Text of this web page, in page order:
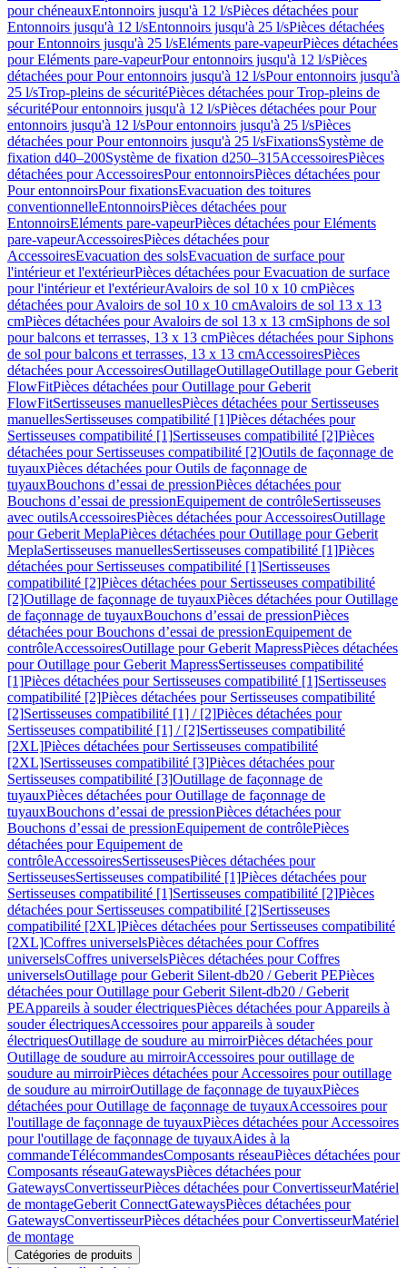
pour chéneauxEntonnoirs jusqu'à 12 l/sPièces détachées pour
Entonnoirs jusqu'à 12 l/sEntonnoirs jusqu'à 25 l/sPièces détachées
pour Entonnoirs jusqu'à 25 l/sEléments pare-vapeurPièces détachées
pour Eléments pare-vapeurPour entonnoirs jusqu'à 12 l/sPièces
détachées pour Pour entonnoirs jusqu'à 12 l/sPour entonnoirs jusqu'à
25 l/sTrop-pleins de sécuritéPièces détachées pour Trop-pleins de
sécuritéPour entonnoirs jusqu'à 12 l/sPièces détachées pour Pour
entonnoirs jusqu'à 12 l/sPour entonnoirs jusqu'à 25 l/sPièces
détachées pour Pour entonnoirs jusqu'à 25 l/sFixationsSystème de
fixation d40–200Système de fixation d250–315AccessoiresPièces
détachées pour AccessoiresPour entonnoirsPièces détachées pour
Pour entonnoirsPour fixationsEvacuation des toitures
conventionnelleEntonnoirsPièces détachées pour
EntonnoirsEléments pare-vapeurPièces détachées pour Eléments
pare-vapeurAccessoiresPièces détachées pour
AccessoiresEvacuation des solsEvacuation de surface pour
l'intérieur et l'extérieurPièces détachées pour Evacuation de surface
pour l'intérieur et l'extérieurAvaloirs de sol 10 x 10 cmPièces
détachées pour Avaloirs de sol 10 x 10 cmAvaloirs de sol 13 x 13
cmPièces détachées pour Avaloirs de sol 13 x 13 cmSiphons de sol
pour balcons et terrasses, 13 x 13 cmPièces détachées pour Siphons
de sol pour balcons et terrasses, 13 x 13 cmAccessoiresPièces
détachées pour AccessoiresOutillageOutillageOutillage pour Geberit
FlowFitPièces détachées pour Outillage pour Geberit
FlowFitSertisseuses manuellesPièces détachées pour Sertisseuses
manuellesSertisseuses compatibilité [1]Pièces détachées pour
Sertisseuses compatibilité [1]Sertisseuses compatibilité [2]Pièces
détachées pour Sertisseuses compatibilité [2]Outils de façonnage de
tuyauxPièces détachées pour Outils de façonnage de
tuyauxBouchons d’essai de pressionPièces détachées pour
Bouchons d’essai de pressionEquipement de contrôleSertisseuses
avec outilsAccessoiresPièces détachées pour AccessoiresOutillage
pour Geberit MeplaPièces détachées pour Outillage pour Geberit
MeplaSertisseuses manuellesSertisseuses compatibilité [1]Pièces
détachées pour Sertisseuses compatibilité [1]Sertisseuses
compatibilité [2]Pièces détachées pour Sertisseuses compatibilité
[2]Outillage de façonnage de tuyauxPièces détachées pour Outillage
de façonnage de tuyauxBouchons d’essai de pressionPièces
détachées pour Bouchons d’essai de pressionEquipement de
contrôleAccessoiresOutillage pour Geberit MapressPièces détachées
pour Outillage pour Geberit MapressSertisseuses compatibilité
[1]Pièces détachées pour Sertisseuses compatibilité [1]Sertisseuses
compatibilité [2]Pièces détachées pour Sertisseuses compatibilité
[2]Sertisseuses compatibilité [1] / [2]Pièces détachées pour
Sertisseuses compatibilité [1] / [2]Sertisseuses compatibilité
[2XL]Pièces détachées pour Sertisseuses compatibilité
[2XL]Sertisseuses compatibilité [3]Pièces détachées pour
Sertisseuses compatibilité [3]Outillage de façonnage de
tuyauxPièces détachées pour Outillage de façonnage de
tuyauxBouchons d’essai de pressionPièces détachées pour
Bouchons d’essai de pressionEquipement de contrôlePièces
détachées pour Equipement de
contrôleAccessoiresSertisseusesPièces détachées pour
SertisseusesSertisseuses compatibilité [1]Pièces détachées pour
Sertisseuses compatibilité [1]Sertisseuses compatibilité [2]Pièces
détachées pour Sertisseuses compatibilité [2]Sertisseuses
compatibilité [2XL]Pièces détachées pour Sertisseuses compatibilité
[2XL]Coffres universelsPièces détachées pour Coffres
universelsCoffres universelsPièces détachées pour Coffres
universelsOutillage pour Geberit Silent-db20 / Geberit PEPièces
détachées pour Outillage pour Geberit Silent-db20 / Geberit
PEAppareils à souder électriquesPièces détachées pour Appareils à
souder électriquesAccessoires pour appareils à souder
électriquesOutillage de soudure au mirroirPièces détachées pour
Outillage de soudure au mirroirAccessoires pour outillage de
soudure au mirroirPièces détachées pour Accessoires pour outillage
de soudure au mirroirOutillage de façonnage de tuyauxPièces
détachées pour Outillage de façonnage de tuyauxAccessoires pour
l'outillage de façonnage de tuyauxPièces détachées pour Accessoires
pour l'outillage de façonnage de tuyauxAides à la
commandeTélécommandesComposants réseauPièces détachées pour
Composants réseauGatewaysPièces détachées pour
GatewaysConvertisseurPièces détachées pour ConvertisseurMatériel
de montageGeberit ConnectGatewaysPièces détachées pour
GatewaysConvertisseurPièces détachées pour ConvertisseurMatériel
de montage
Catégories de produits